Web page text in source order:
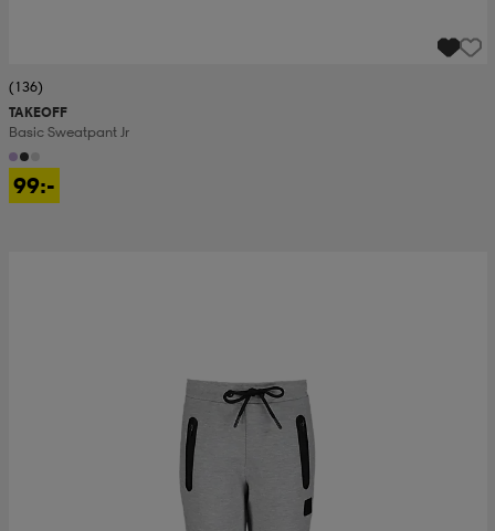
(136)
TAKEOFF
Basic Sweatpant Jr
99:-